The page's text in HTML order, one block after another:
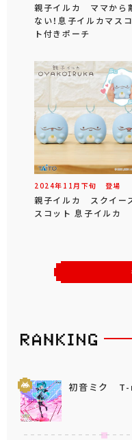
親子イルカ ママから
ない！息子イルカマス
ト付きポーチ
2024年 11 月 下旬 登場
親子イルカ スクイー
スコット 息子イルカ
初音ミク